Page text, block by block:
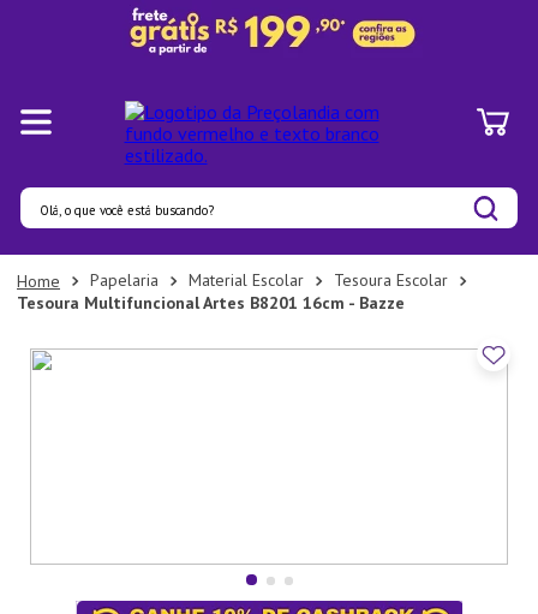
Olá, o que você está buscando?
Papelaria Material Escolar
Tesoura Escolar
Tesoura Multifuncional Artes B8201 16cm - Bazze
Termos mais buscados
1º
Panelas
2º
Pratos
7º
Tapete
Aparelho Jantar